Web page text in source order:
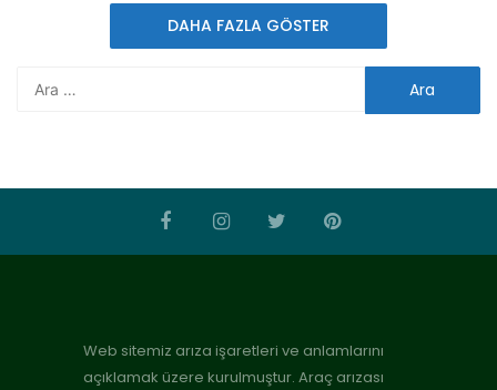
DAHA FAZLA GÖSTER
Web sitemiz arıza işaretleri ve anlamlarını
açıklamak üzere kurulmuştur. Araç arızası